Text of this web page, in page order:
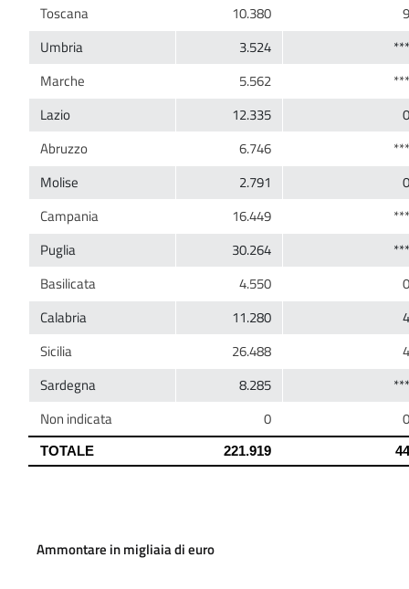
Ammontare in migliaia di euro